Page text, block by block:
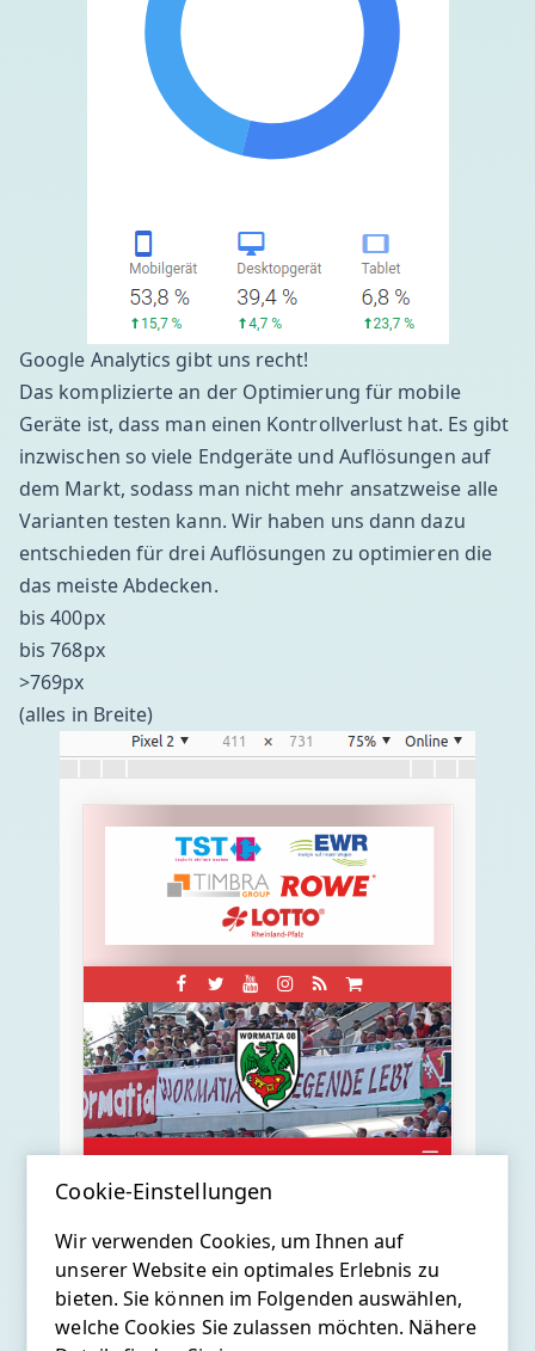
Google Analytics gibt uns recht!
Das komplizierte an der Optimierung für mobile
Geräte ist, dass man einen Kontrollverlust hat. Es gibt
inzwischen so viele Endgeräte und Auflösungen auf
dem Markt, sodass man nicht mehr ansatzweise alle
Varianten testen kann. Wir haben uns dann dazu
entschieden für drei Auflösungen zu optimieren die
das meiste Abdecken.
bis 400px
bis 768px
>769px
(alles in Breite)
Cookie-Einstellungen
Wir verwenden Cookies, um Ihnen auf
unserer Website ein optimales Erlebnis zu
bieten. Sie können im Folgenden auswählen,
welche Cookies Sie zulassen möchten. Nähere